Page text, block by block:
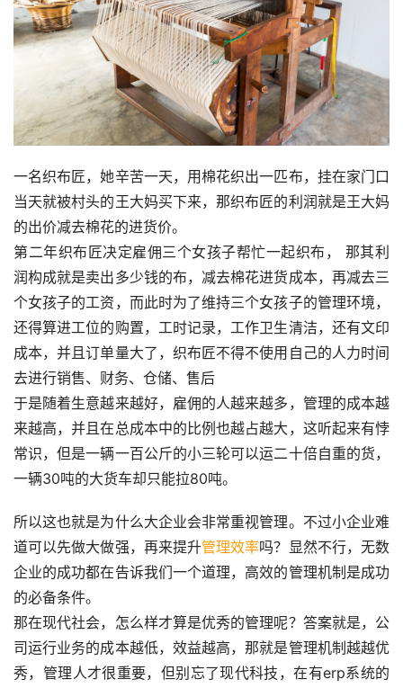
一名织布匠，她辛苦一天，用棉花织出一匹布，挂在家门口
当天就被村头的王大妈买下来，那织布匠的利润就是王大妈
的出价减去棉花的进货价。
第二年织布匠决定雇佣三个女孩子帮忙一起织布， 那其利
润构成就是卖出多少钱的布，减去棉花进货成本，再减去三
个女孩子的工资，而此时为了维持三个女孩子的管理环境，
还得算进工位的购置，工时记录，工作卫生清洁，还有文印
成本，并且订单量大了，织布匠不得不使用自己的人力时间
去进行销售、财务、仓储、售后
于是随着生意越来越好，雇佣的人越来越多，管理的成本越
来越高，并且在总成本中的比例也越占越大，这听起来有悖
常识，但是一辆一百公斤的小三轮可以运二十倍自重的货，
一辆30吨的大货车却只能拉80吨。
所以这也就是为什么大企业会非常重视管理。不过小企业难
道可以先做大做强，再来提升管理效率吗？显然不行，无数
企业的成功都在告诉我们一个道理，高效的管理机制是成功
的必备条件。
那在现代社会，怎么样才算是优秀的管理呢？答案就是，公
司运行业务的成本越低，效益越高，那就是管理机制越越优
秀，管理人才很重要，但别忘了现代科技，在有erp系统的